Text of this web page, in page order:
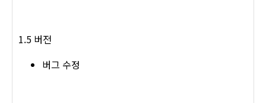
1.5 버전
버그 수정